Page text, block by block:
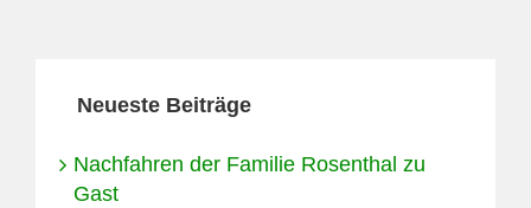
Neueste Beiträge
Nachfahren der Familie Rosenthal zu
Gast